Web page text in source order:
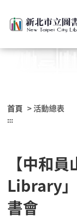
首頁 > 活動總表
:::
【中和
Library
書會